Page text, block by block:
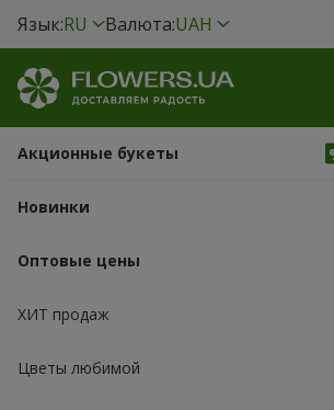
Язык:RU Валюта:UAH
Акционные букеты
Новинки
Оптовые цены
ХИТ продаж
Цветы любимой